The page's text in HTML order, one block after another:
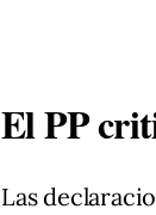
El PP
Las